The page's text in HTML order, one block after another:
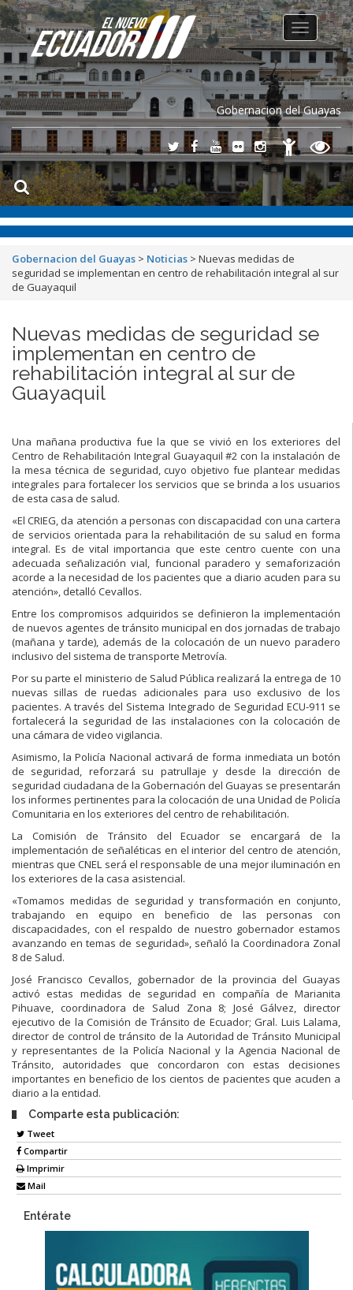
Gobernacion del Guayas
Toggle
navigation
Gobernacion del Guayas > Noticias > Nuevas medidas de
seguridad se implementan en centro de rehabilitación integral al sur
de Guayaquil
Nuevas medidas de seguridad se
implementan en centro de
rehabilitación integral al sur de
Guayaquil
Una mañana productiva fue la que se vivió en los exteriores del
Centro de Rehabilitación Integral Guayaquil #2 con la instalación de
la mesa técnica de seguridad, cuyo objetivo fue plantear medidas
integrales para fortalecer los servicios que se brinda a los usuarios
de esta casa de salud.
«El CRIEG, da atención a personas con discapacidad con una cartera
de servicios orientada para la rehabilitación de su salud en forma
integral. Es de vital importancia que este centro cuente con una
adecuada señalización vial, funcional paradero y semaforización
acorde a la necesidad de los pacientes que a diario acuden para su
atención», detalló Cevallos.
Entre los compromisos adquiridos se definieron la implementación
de nuevos agentes de tránsito municipal en dos jornadas de trabajo
(mañana y tarde), además de la colocación de un nuevo paradero
inclusivo del sistema de transporte Metrovía.
Por su parte el ministerio de Salud Pública realizará la entrega de 10
nuevas sillas de ruedas adicionales para uso exclusivo de los
pacientes. A través del Sistema Integrado de Seguridad ECU-911 se
fortalecerá la seguridad de las instalaciones con la colocación de
una cámara de video vigilancia.
Asimismo, la Policía Nacional activará de forma inmediata un botón
de seguridad, reforzará su patrullaje y desde la dirección de
seguridad ciudadana de la Gobernación del Guayas se presentarán
los informes pertinentes para la colocación de una Unidad de Policía
Comunitaria en los exteriores del centro de rehabilitación.
La Comisión de Tránsito del Ecuador se encargará de la
implementación de señaléticas en el interior del centro de atención,
mientras que CNEL será el responsable de una mejor iluminación en
los exteriores de la casa asistencial.
«Tomamos medidas de seguridad y transformación en conjunto,
trabajando en equipo en beneficio de las personas con
discapacidades, con el respaldo de nuestro gobernador estamos
avanzando en temas de seguridad», señaló la Coordinadora Zonal
8 de Salud.
José Francisco Cevallos, gobernador de la provincia del Guayas
activó estas medidas de seguridad en compañía de Marianita
Pihuave, coordinadora de Salud Zona 8; José Gálvez, director
ejecutivo de la Comisión de Tránsito de Ecuador; Gral. Luis Lalama,
director de control de tránsito de la Autoridad de Tránsito Municipal
y representantes de la Policía Nacional y la Agencia Nacional de
Tránsito, autoridades que concordaron con estas decisiones
importantes en beneficio de los cientos de pacientes que acuden a
diario a la entidad.
Comparte esta publicación:
Tweet
Compartir
Imprimir
Mail
Entérate